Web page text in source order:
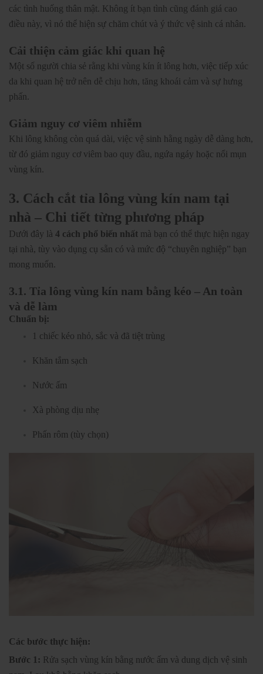
các tình huống thân mật. Không ít bạn tình cũng đánh giá cao
điều này, vì nó thể hiện sự chăm chút và ý thức vệ sinh cá nhân.
Cải thiện cảm giác khi quan hệ
Một số người chia sẻ rằng khi vùng kín ít lông hơn, việc tiếp xúc
da khi quan hệ trở nên dễ chịu hơn, tăng khoái cảm và sự hưng
phấn.
Giảm nguy cơ viêm nhiễm
Khi lông không còn quá dài, việc vệ sinh hằng ngày dễ dàng hơn,
từ đó giảm nguy cơ viêm bao quy đầu, ngứa ngáy hoặc nổi mụn
vùng kín.
3. Cách cắt tỉa lông vùng kín nam tại
nhà – Chi tiết từng phương pháp
Dưới đây là 4 cách phổ biến nhất mà bạn có thể thực hiện ngay
tại nhà, tùy vào dụng cụ sẵn có và mức độ “chuyên nghiệp” bạn
mong muốn.
3.1. Tỉa lông vùng kín nam bằng kéo – An toàn
và dễ làm
Chuẩn bị:
1 chiếc kéo nhỏ, sắc và đã tiệt trùng
Khăn tắm sạch
Nước ấm
Xà phòng dịu nhẹ
Phấn rôm (tùy chọn)
Các bước thực hiện:
Bước 1: Rửa sạch vùng kín bằng nước ấm và dung dịch vệ sinh